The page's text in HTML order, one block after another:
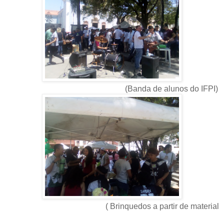
(Banda de alunos do IFPI)
( Brinquedos a partir de material